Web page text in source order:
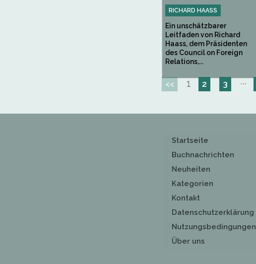
RICHARD HAASS
Ein unschätzbarer
Leitfaden von Richard
Haass, dem Präsidenten
des Council on Foreign
Relations,...
<< 1 2 3 ···
Startseite
Buchnachrichten
Neuheiten
Kategorien
Kontakt
Datenschutzerklärung
Nutzungsbedingungen
Über uns